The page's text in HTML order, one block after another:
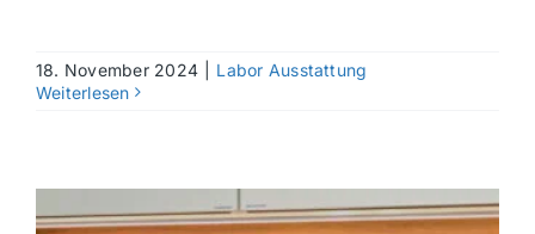
18. November 2024
Labor Ausstattung
Weiterlesen